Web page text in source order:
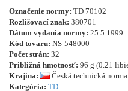
Označenie normy: TD 70102
Rozlišovací znak: 380701
Dátum vydania normy: 25.5.1999
Kód tovaru: NS-548000
Počet strán: 32
Približná hmotnosť: 96 g (0.21
Krajina:
Česká technická norma
Kategória: TD